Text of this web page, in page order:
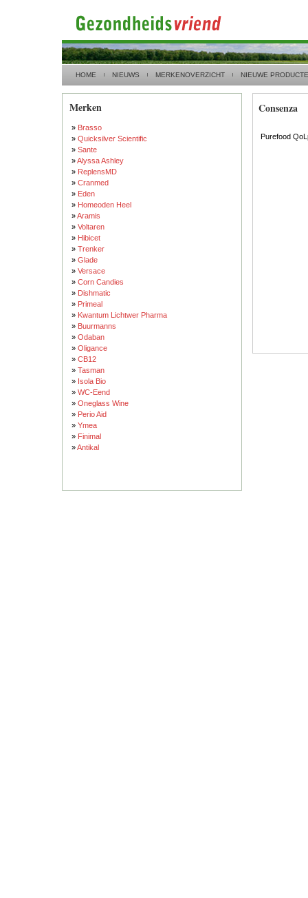
HOME NIEUWS MERKENOVERZICHT NIEUWE
Merken
» Brasso
» Quicksilver Scientific
» Sante
»Alyssa Ashley
» ReplensMD
» Cranmed
» Eden
» Homeoden Heel
»Aramis
» Voltaren
» Hibicet
» Trenker
» Glade
» Versace
» Corn Candies
» Dishmatic
» Primeal
» Kwantum Lichtwer Pharma
» Buurmanns
» Odaban
» Oligance
» CB12
» Tasman
» Isola Bio
» WC-Eend
» Oneglass Wine
» Perio Aid
» Ymea
» Finimal
»Antikal
Consenza
Purefood